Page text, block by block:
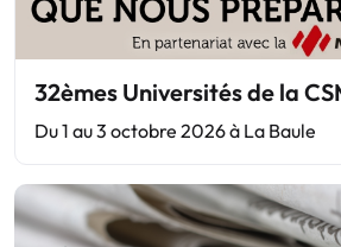
32èmes Universités de la
Du 1 au 3 octobre 2026 à La Baule